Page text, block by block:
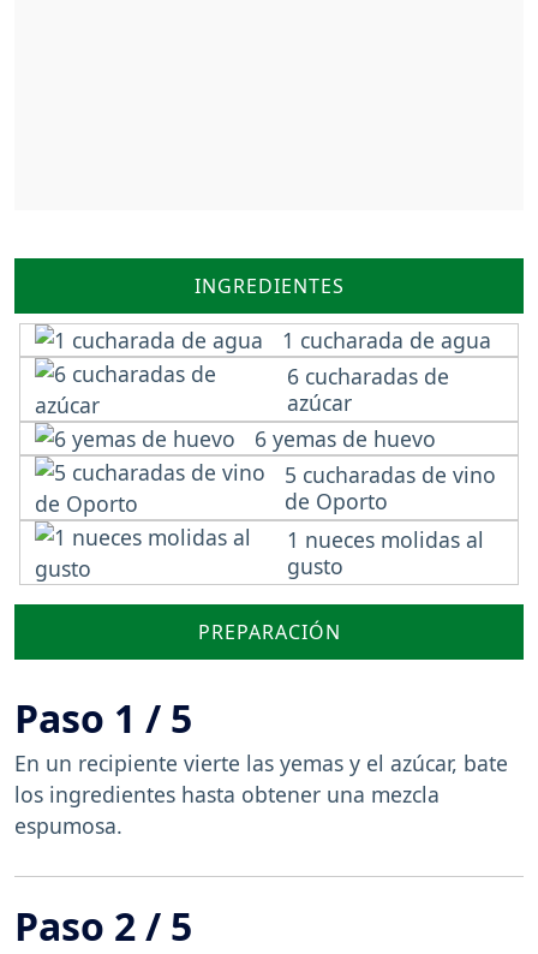
INGREDIENTES
1 cucharada de agua
6 cucharadas de
azúcar
6 yemas de huevo
5 cucharadas de vino
de Oporto
1 nueces molidas al
gusto
PREPARACIÓN
Paso 1 / 5
En un recipiente vierte las yemas y el azúcar, bate
los ingredientes hasta obtener una mezcla
espumosa.
Paso 2 / 5